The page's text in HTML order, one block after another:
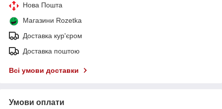
Нова Пошта
Магазини Rozetka
Доставка кур'єром
Доставка поштою
Всі умови доставки
Умови оплати